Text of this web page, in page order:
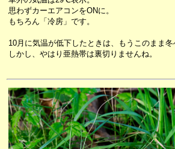
思わずカーエアコンをONに。
もちろん「冷房」です。
10月に気温が低下したときは、もうこのまま
しかし、やはり亜熱帯は裏切りませんね。